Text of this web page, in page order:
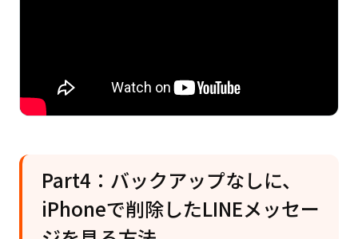
Part4：バックアップなしに、
iPhoneで削除したLINEメッセー